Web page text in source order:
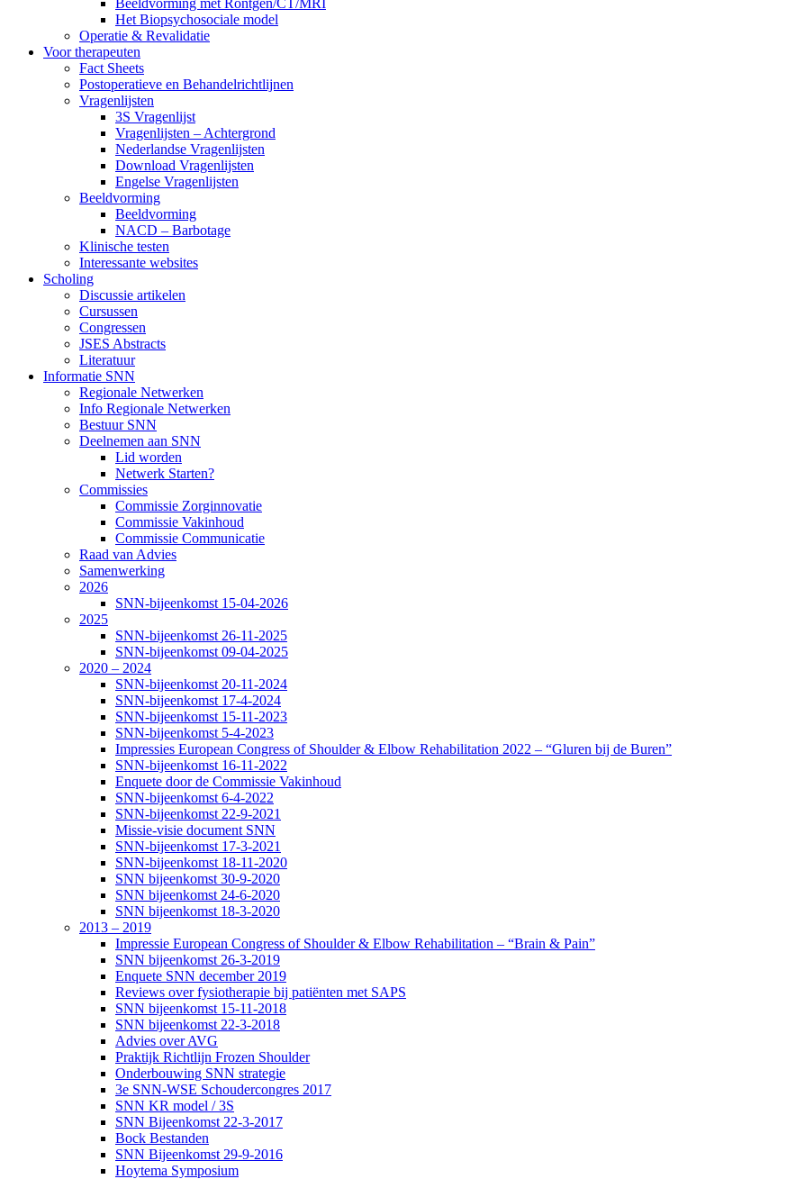
Beeldvorming met Rontgen/CT/MRI
Het Biopsychosociale model
Operatie & Revalidatie
Voor therapeuten
Fact Sheets
Postoperatieve en Behandelrichtlijnen
Vragenlijsten
3S Vragenlijst
Vragenlijsten – Achtergrond
Nederlandse Vragenlijsten
Download Vragenlijsten
Engelse Vragenlijsten
Beeldvorming
Beeldvorming
NACD – Barbotage
Klinische testen
Interessante websites
Scholing
Discussie artikelen
Cursussen
Congressen
JSES Abstracts
Literatuur
Informatie SNN
Regionale Netwerken
Info Regionale Netwerken
Bestuur SNN
Deelnemen aan SNN
Lid worden
Netwerk Starten?
Commissies
Commissie Zorginnovatie
Commissie Vakinhoud
Commissie Communicatie
Raad van Advies
Samenwerking
2026
SNN-bijeenkomst 15-04-2026
2025
SNN-bijeenkomst 26-11-2025
SNN-bijeenkomst 09-04-2025
2020 – 2024
SNN-bijeenkomst 20-11-2024
SNN-bijeenkomst 17-4-2024
SNN-bijeenkomst 15-11-2023
SNN-bijeenkomst 5-4-2023
Impressies European Congress of Shoulder & Elbow Rehabilitation 2022 – “Gluren bij de Buren”
SNN-bijeenkomst 16-11-2022
Enquete door de Commissie Vakinhoud
SNN-bijeenkomst 6-4-2022
SNN-bijeenkomst 22-9-2021
Missie-visie document SNN
SNN-bijeenkomst 17-3-2021
SNN-bijeenkomst 18-11-2020
SNN bijeenkomst 30-9-2020
SNN bijeenkomst 24-6-2020
SNN bijeenkomst 18-3-2020
2013 – 2019
Impressie European Congress of Shoulder & Elbow Rehabilitation – “Brain & Pain”
SNN bijeenkomst 26-3-2019
Enquete SNN december 2019
Reviews over fysiotherapie bij patiënten met SAPS
SNN bijeenkomst 15-11-2018
SNN bijeenkomst 22-3-2018
Advies over AVG
Praktijk Richtlijn Frozen Shoulder
Onderbouwing SNN strategie
3e SNN-WSE Schoudercongres 2017
SNN KR model / 3S
SNN Bijeenkomst 22-3-2017
Bock Bestanden
SNN Bijeenkomst 29-9-2016
Hoytema Symposium